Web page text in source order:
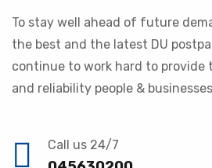
To stay well ahead of future
the best and the latest DU
continue to work hard to provide
and reliability people &
Call us 24/7